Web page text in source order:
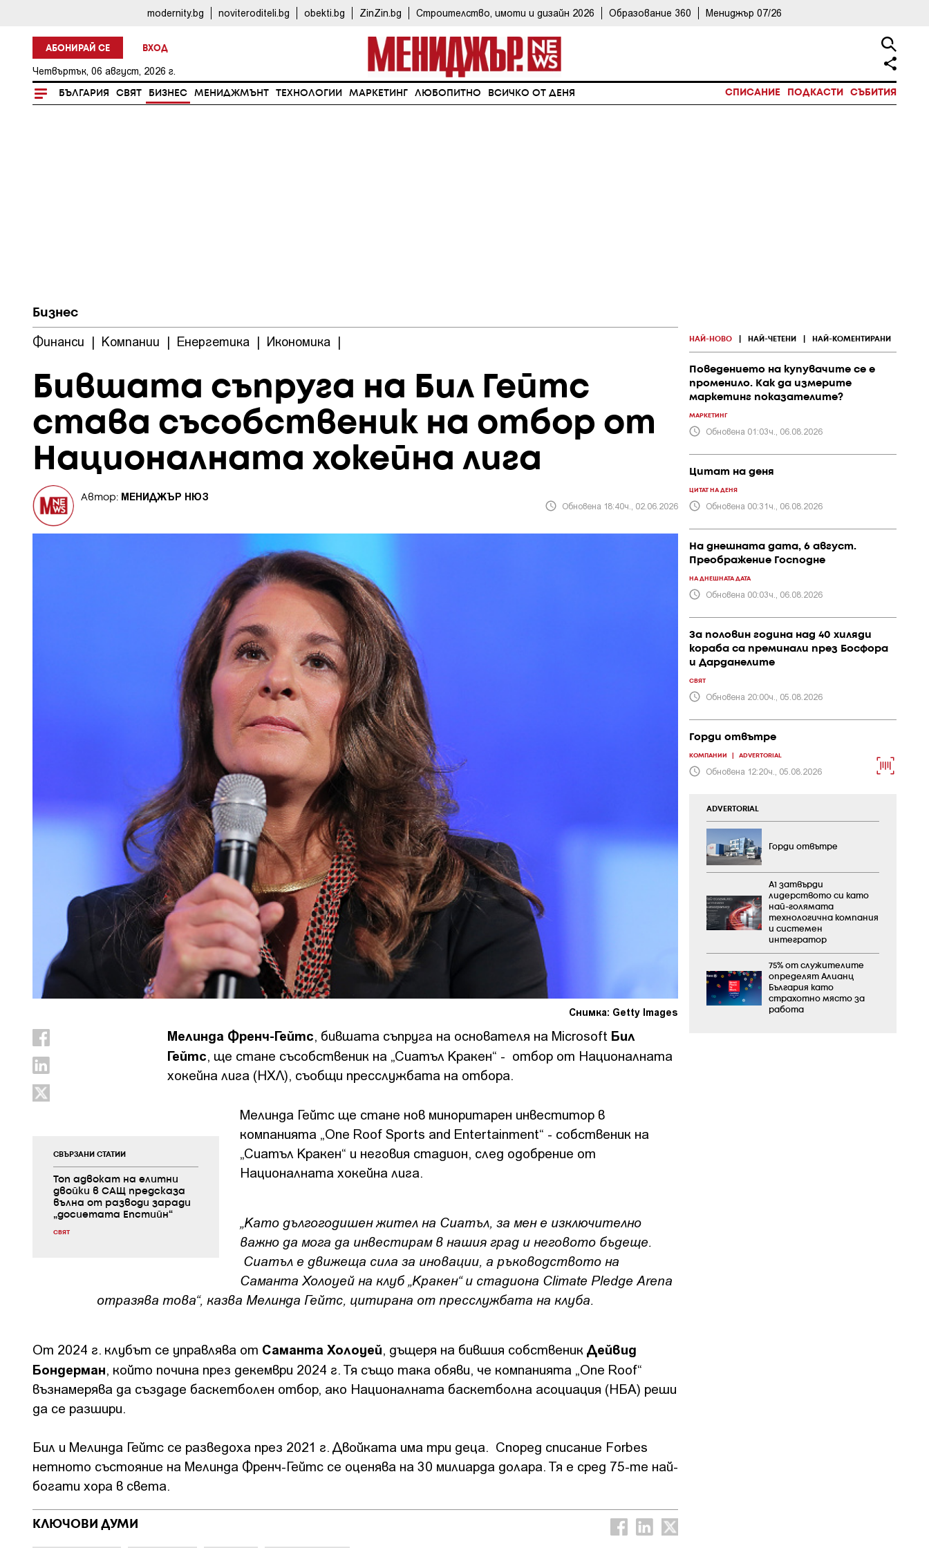
modernity.bg noviteroditeli.bg obekti.bg ZinZin.bg Строителство, имоти и дизайн 2026 Образование 360 Мениджър 07/26
АБОНИРАЙ СЕ ВХОД
Четвъртък, 06 август, 2026 г.
БЪЛГАРИЯ СВЯТ БИЗНЕС МЕНИДЖМЪНТ ТЕХНОЛОГИИ МАРКЕТИНГ ЛЮБОПИТНО ВСИЧКО ОТ ДЕНЯ СПИСАНИЕ ПОДКАСТИ СЪБИТИЯ
Бизнес
Финанси | Компании | Енергетика | Икономика |
Бившата съпруга на Бил Гейтс
става съсобственик на отбор от
Националната хокейна лига
Автор: МЕНИДЖЪР НЮЗ
Обновена 18:40ч., 02.06.2026
Снимка: Getty Images
СВЪРЗАНИ СТАТИИ
Топ адвокат на елитни
двойки в САЩ предсказа
вълна от разводи заради
„досиетата Епстийн“
СВЯТ
Мелинда Френч-Гейтс, бившата съпруга на основателя на Microsoft Бил
Гейтс, ще стане съсобственик на „Сиатъл Кракен“ - отбор от Националната
хокейна лига (НХЛ), съобщи пресслужбата на отбора.
Мелинда Гейтс ще стане нов миноритарен инвеститор в
компанията „One Roof Sports and Entertainment“ - собственик на
„Сиатъл Кракен“ и неговия стадион, след одобрение от
Националната хокейна лига.
„Като дългогодишен жител на Сиатъл, за мен е изключително
важно да мога да инвестирам в нашия град и неговото бъдеще.
Сиатъл е движеща сила за иновации, а ръководството на
Саманта Холоуей на клуб „Кракен“ и стадиона Climate Pledge Arena
отразява това“, казва Мелинда Гейтс, цитирана от пресслужбата на клуба.
От 2024 г. клубът се управлява от Саманта Холоуей, дъщеря на бившия собственик Дейвид
Бондерман, който почина през декември 2024 г. Тя също така обяви, че компанията „One Roof“
възнамерява да създаде баскетболен отбор, ако Националната баскетболна асоциация (НБА) реши
да се разшири.
Бил и Мелинда Гейтс се разведоха през 2021 г. Двойката има три деца. Според списание Forbes
нетното състояние на Мелинда Френч-Гейтс се оценява на 30 милиарда долара. Тя е сред 75-те най-
богати хора в света.
КЛЮЧОВИ ДУМИ
НАЙ-НОВО НАЙ-ЧЕТЕНИ НАЙ-КОМЕНТИРАНИ
Поведението на купувачите се е
променило. Как да измерите
маркетинг показателите?
МАРКЕТИНГ
Обновена 01:03ч., 06.08.2026
Цитат на деня
ЦИТАТ НА ДЕНЯ
Обновена 00:31ч., 06.08.2026
На днешната дата, 6 август.
Преображение Господне
НА ДНЕШНАТА ДАТА
Обновена 00:03ч., 06.08.2026
За половин година над 40 хиляди
кораба са преминали през Босфора
и Дарданелите
СВЯТ
Обновена 20:00ч., 05.08.2026
Горди отвътре
КОМПАНИИ ADVERTORIAL
Обновена 12:20ч., 05.08.2026
ADVERTORIAL
Горди отвътре
А1 затвърди
лидерството си като
най-голямата
технологична компания
и системен
интегратор
75% от служителите
определят Алианц
България като
страхотно място за
работа